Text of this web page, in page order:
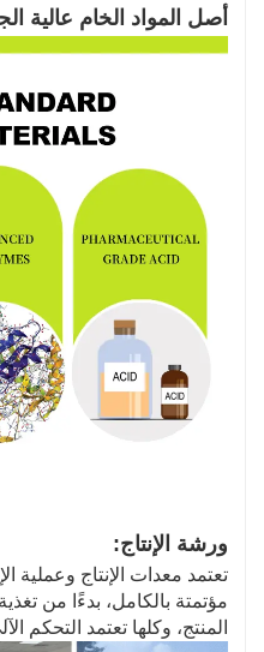
أصل المواد الخام عالية
ورشة الإنتاج:
تعتمد معدات الإنتاج وعملية
مؤتمتة بالكامل، بدءًا من
المنتج، وكلها تعتمد التحكم